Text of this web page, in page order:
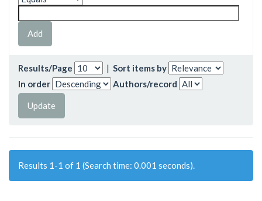
Results/Page | Sort items by
In order
Authors/record
Results 1-1 of 1 (Search time: 0.001 seconds).